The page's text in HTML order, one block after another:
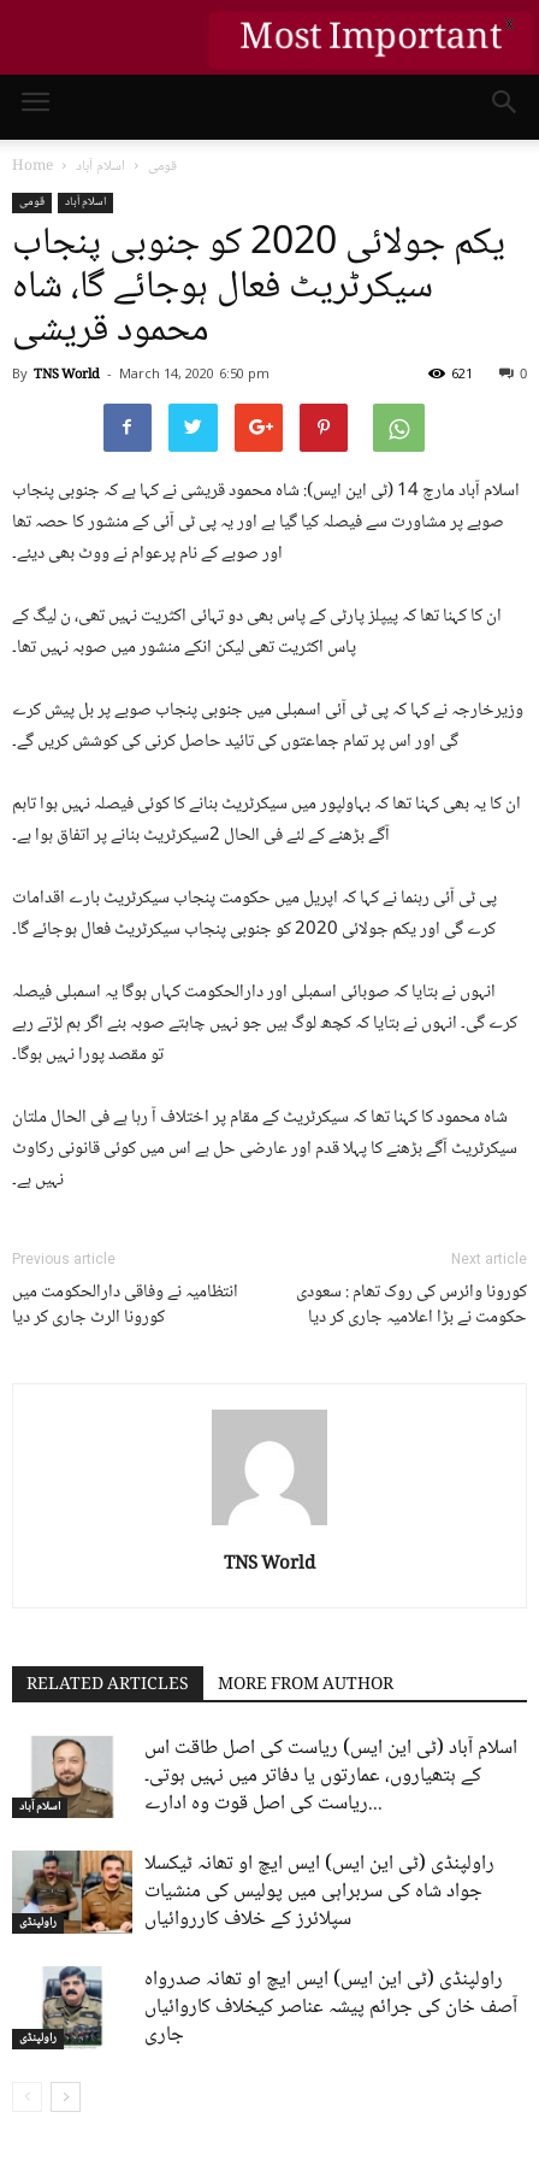
Home قومی اسلام آباد
قومی اسلام آباد
یکم جولائی 2020 کو جنوبی پنجاب
سیکرٹریٹ فعال ہوجائے گا، شاہ
محمود قریشی
By TNS World - March 14, 2020 6:50 pm 0
621
اسلام آباد مارچ 14 (ٹی این ایس): شاہ محمود قریشی نے کہا ہے کہ جنوبی پنجاب
صوبے پر مشاورت سے فیصلہ کیا گیا ہے اور یہ پی ٹی آئی کے منشور کا حصہ تھا
اور صوبے کے نام پرعوام نے ووٹ بھی دیئے۔
ان کا کہنا تھا کہ پیپلز پارٹی کے پاس بھی دو تہائی اکثریت نہیں تھی، ن لیگ کے
پاس اکثریت تھی لیکن انکے منشور میں صوبہ نہیں تھا۔
وزیرخارجہ نے کہا کہ پی ٹی آئی اسمبلی میں جنوبی پنجاب صوبے پر بل پیش کرے
گی اور اس پر تمام جماعتوں کی تائید حاصل کرنی کی کوشش کریں گے۔
ان کا یہ بھی کہنا تھا کہ بہاولپور میں سیکرٹریٹ بنانے کا کوئی فیصلہ نہیں ہوا تاہم
آگے بڑھنے کے لئے فی الحال 2سیکرٹریٹ بنانے پر اتفاق ہوا ہے۔
پی ٹی آئی رہنما نے کہا کہ اپریل میں حکومت پنجاب سیکرٹریٹ بارے اقدامات
کرے گی اور یکم جولائی 2020 کو جنوبی پنجاب سیکرٹریٹ فعال ہوجائے گا۔
انہوں نے بتایا کہ صوبائی اسمبلی اور دارالحکومت کہاں ہوگا یہ اسمبلی فیصلہ
کرے گی۔ انہوں نے بتایا کہ کچھ لوگ ہیں جو نہیں چاہتے صوبہ بنے اگر ہم لڑتے رہے
تو مقصد پورا نہیں ہوگا۔
شاہ محمود کا کہنا تھا کہ سیکرٹریٹ کے مقام پر اختلاف آ رہا ہے فی الحال ملتان
سیکرٹریٹ آگے بڑھنے کا پہلا قدم اور عارضی حل ہے اس میں کوئی قانونی رکاوٹ
نہیں ہے۔
Previous article
انتظامیہ نے وفاقی دارالحکومت میں
کورونا الرٹ جاری کر دیا
Next article
کورونا وائرس کی روک تھام : سعودی
حکومت نے بڑا اعلامیہ جاری کر دیا
TNS World
RELATED ARTICLES MORE FROM AUTHOR
اسلام آباد
اسلام آباد (ٹی این ایس) ریاست کی اصل طاقت اس
کے ہتھیاروں، عمارتوں یا دفاتر میں نہیں ہوتی۔
ریاست کی اصل قوت وہ ادارے...
راولپنڈی
راولپنڈی (ٹی این ایس) ایس ایچ او تھانہ ٹیکسلا
جواد شاہ کی سربراہی میں پولیس کی منشیات
سپلائرز کے خلاف کارروائیاں
راولپنڈی
راولپنڈی (ٹی این ایس) ایس ایچ او تھانہ صدرواہ
آصف خان کی جرائم پیشہ عناصر کیخلاف کاروائیاں
جاری
Most Important X